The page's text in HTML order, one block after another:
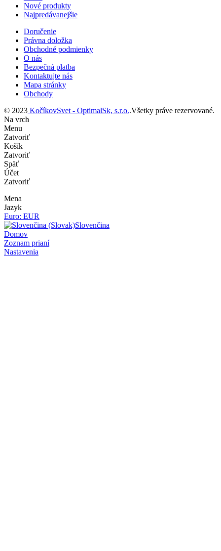
Nové produkty
Najpredávanejšie
Doručenie
Právna doložka
Obchodné podmienky
O nás
Bezpečná platba
Kontaktujte nás
Mapa stránky
Obchody
© 2023 KočíkovSvet - OptimalSk, s.r.o..Všetky práve rezervované.
Na vrch
Menu
Zatvoriť
Košík
Zatvoriť
Späť
Účet
Zatvoriť
Mena
Jazyk
Euro: EUR
Slovenčina
Domov
Zoznam prianí
Nastavenia